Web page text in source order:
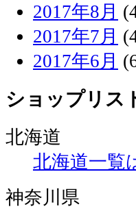
2017年8月
2017年7月
2017年6月
ショップリス
北海道
北海道一覧
神奈川県